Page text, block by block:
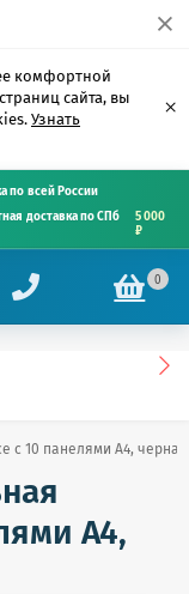
комфортной
сайта, вы
Узнать
×
по всей России
доставка по СПб
5 000
₽
0
с 10 панелями А4, черная
А4,